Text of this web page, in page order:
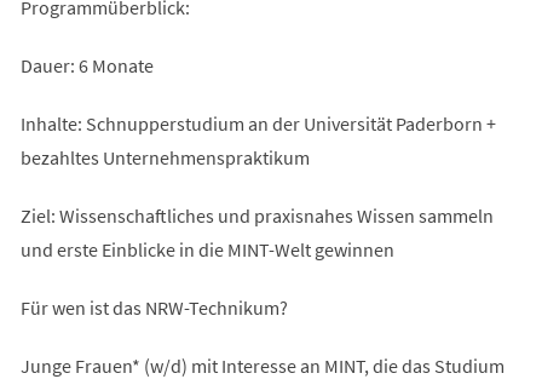
Programmüberblick:
Dauer: 6 Monate
Inhalte: Schnupperstudium an der Universität Paderborn +
bezahltes Unternehmenspraktikum
Ziel: Wissenschaftliches und praxisnahes Wissen sammeln
und erste Einblicke in die MINT-Welt gewinnen
Für wen ist das NRW-Technikum?
Junge Frauen* (w/d) mit Interesse an MINT, die das Studium